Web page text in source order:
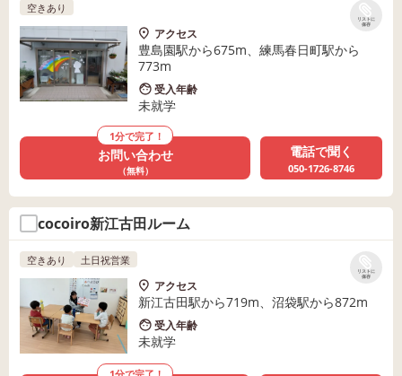
リストに
保存
空きあり
アクセス
豊島園駅から675m、練馬春日町駅から
773m
受入年齢
未就学
1分で完了！
お問い合わせ
（無料）
電話で聞く
050-1726-8746
cocoiro新江古田ルーム
リストに
保存
空きあり 土日祝営業
アクセス
新江古田駅から719m、沼袋駅から872m
受入年齢
未就学